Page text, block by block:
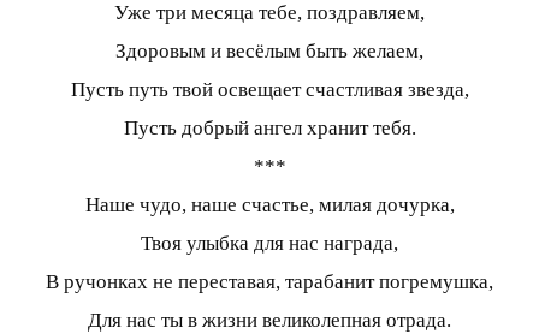
Уже три месяца тебе, поздравляем,
Здоровым и весёлым быть желаем,
Пусть путь твой освещает счастливая звезда,
Пусть добрый ангел хранит тебя.
***
Наше чудо, наше счастье, милая дочурка,
Твоя улыбка для нас награда,
В ручонках не переставая, тарабанит погремушка,
Для нас ты в жизни великолепная отрада.